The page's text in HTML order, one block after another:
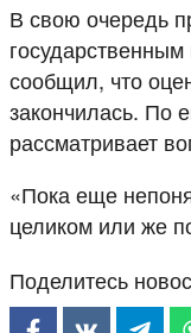
В свою очередь
сообщил, что
закончилась. По
рассматривает
«Пока еще
целиком или же
Поделитесь